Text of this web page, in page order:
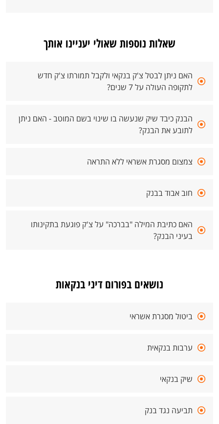
שאלות נוספות שאולי יעניינו אותך
האם ניתן לבטל צ'ק בנקאי ולקבל תמורתו צ'ק חדש
לתקופה העולה על 7 שנים?
הבנק כיבד שיק שנעשה בו שינוי בשם המוטב - האם ניתן
לתובע את הבנק?
צמצום מסגרת אשראי ללא התראה
חוב אבוד בבנק
האם כתיבת המילה "בברכה" על צ'ק פוגעת בתקינותו
בעיני הבנק?
נושאים בפורום דיני בנקאות
ביטול מסגרת אשראי
ערבות בנקאית
שיק בנקאי
תביעה נגד בנק